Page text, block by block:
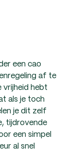
een cao
af te
vrijheid hebt
als je toch
je dit zelf
tijdrovende
een simpel
al snel